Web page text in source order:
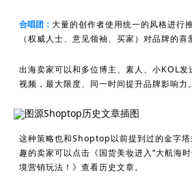
合唱团： 大量的创作者使用统一的风格进行
（权威人士、意见领袖、买家）对品牌的喜
出海卖家可以和多位博主、素人、小KOL发
视频，最大限度、同一时间提升品牌影响力。
图源Shoptop历史文章插图
这种策略也和Shoptop以前提到过的金字
趣的卖家可以点击《国货美妆进入“大航海
境营销玩法！》查看历史文章。